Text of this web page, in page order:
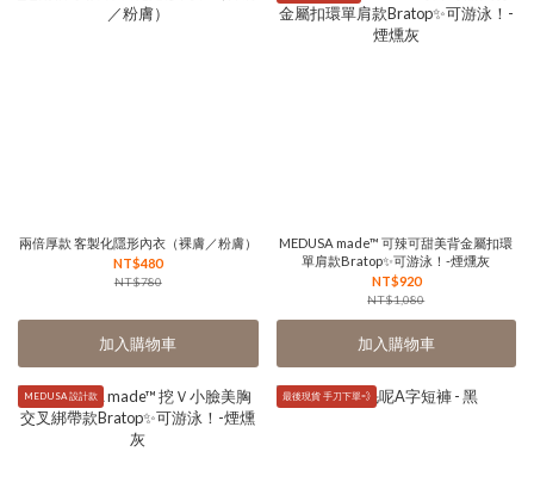
兩倍厚款 客製化隱形內衣（裸膚／粉膚）
NT$480
NT$780
加入購物車
MEDUSA made™ 可辣可甜美背金屬扣環
單肩款Bratop✨可游泳！-煙燻灰
NT$920
NT$1,080
加入購物車
MEDUSA 設計款 最後現貨 手刀下單💨